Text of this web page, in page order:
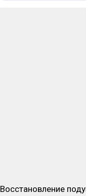
Восстановление